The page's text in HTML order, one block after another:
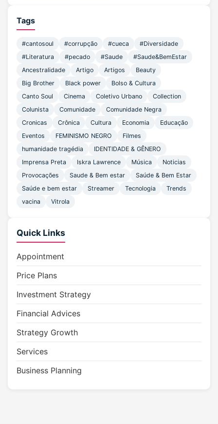
junho 2019
março 2018
Tags
#cantosoul #corrupção #cueca
#Diversidade
#Literatura
#pecado #Saude
#Saude&BemEstar
Ancestralidade
Artigo Artigos
Beauty
Big Brother
Black power
Bolso & Cultura
Canto Soul
Cinema Coletivo Urbano
Collection
Colunista
Comunidade
Comunidade Negra
Cronicas
Crônica Cultura Economia
Educação
Eventos
FEMINISMO NEGRO
Filmes
humanidade tragédia
IDENTIDADE & GÊNERO
Imprensa Preta
Iskra Lawrence Música
Noticias
Provocações
Saude & Bem estar
Saúde & Bem Estar
Saúde e bem estar
Streamer Tecnologia
Trends
vacina
Vitrola
Quick Links
Appointment
Price Plans
Investment Strategy
Financial Advices
Strategy Growth
Services
Business Planning